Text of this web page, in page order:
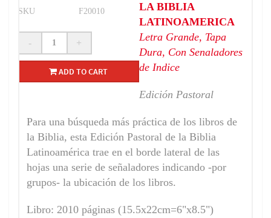
SKU F20010
- +
ADD TO CART
LA BIBLIA
LATINOAMERICA
Letra Grande, Tapa
Dura, Con Senaladores
de Indice
Edición Pastoral
Para una búsqueda más práctica de los libros de
la Biblia, esta Edición Pastoral de la Biblia
Latinoamérica trae en el borde lateral de las
hojas una serie de señaladores indicando -por
grupos- la ubicación de los libros.
Libro: 2010 páginas (15.5x22cm=6"x8.5")